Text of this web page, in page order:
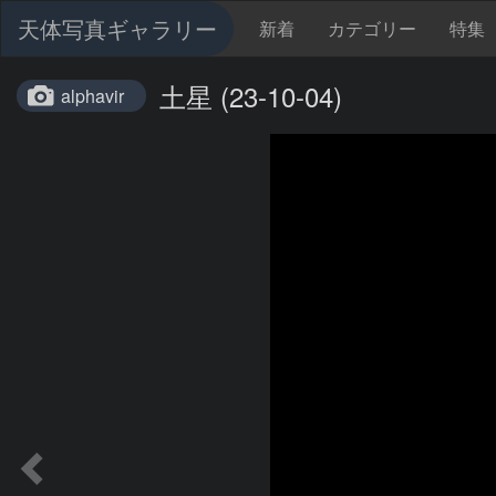
天体写真ギャラリー 新着 カテゴリー 特集
alphavir 土星 (23-10-04)